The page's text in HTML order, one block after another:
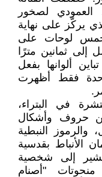
لصخور
يركّز على نهاية
خمس لوحات على
إلى ثمانين مترًا
ألوانها بفعل
فقط أظهرت
في البتراء،
حروف وأشكال
والرموز النبطية
الأنباط بقدسية
تشير إلى شخصية
"أصنام